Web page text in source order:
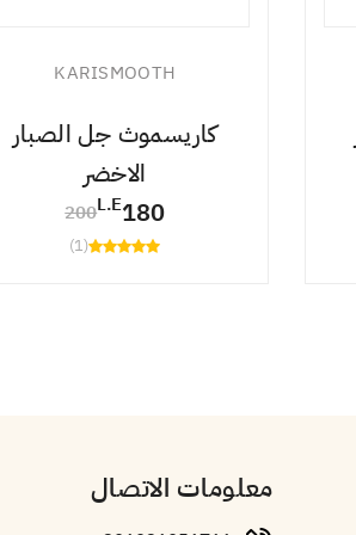
KARISMOOTH
كاريسموث جل الصبار
الاخضر
180
L.E
200
(1)
معلومات الاتصال